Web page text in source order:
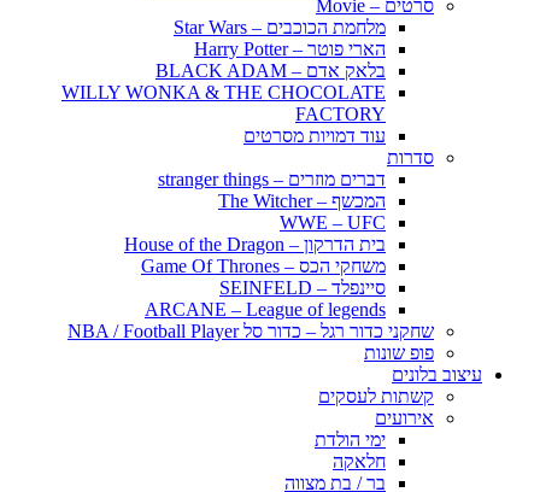
סרטים – Movie
מלחמת הכוכבים – Star Wars
הארי פוטר – Harry Potter
בלאק אדם – BLACK ADAM
WILLY WONKA & THE CHOCOLATE
FACTORY
עוד דמויות מסרטים
סדרות
דברים מוזרים – stranger things
המכשף – The Witcher
WWE – UFC
בית הדרקון – House of the Dragon
משחקי הכס – Game Of Thrones
סיינפלד – SEINFELD
ARCANE – League of legends
שחקני כדור רגל – כדור סל NBA / Football Player
פופ שונות
עיצוב בלונים
קשתות לעסקים
אירועים
ימי הולדת
חלאקה
בר / בת מצווה